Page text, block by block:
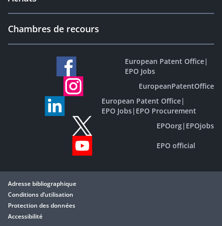
Chambres de recours
European Patent Office|
EPO Jobs
EuropeanPatentOffice
European Patent Office|
EPO Jobs| EPO Procurement
EPOorg| EPOjobs
EPO official
Adresse bibliographique
Conditions d’utilisation
Protection des données
Accessibilité